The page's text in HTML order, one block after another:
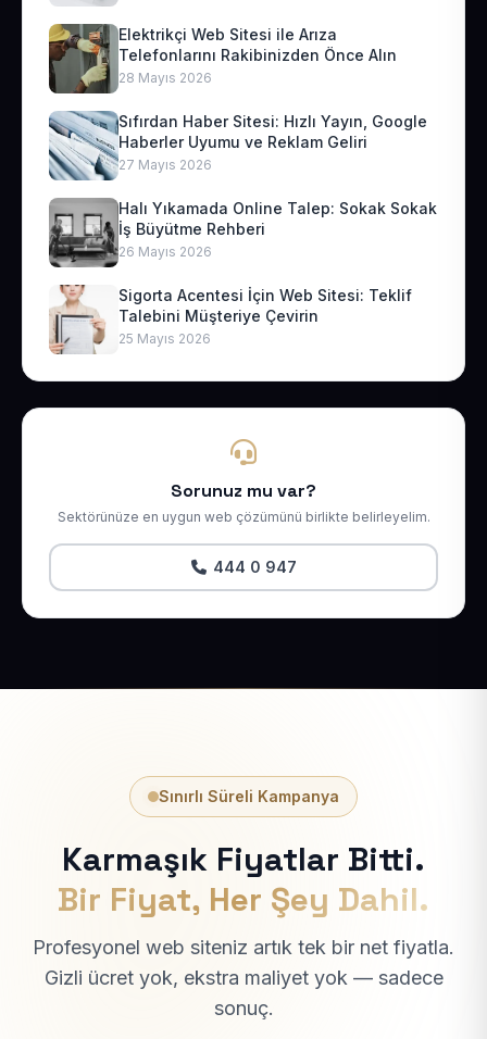
Elektrikçi Web Sitesi ile Arıza
Telefonlarını Rakibinizden Önce Alın
28 Mayıs 2026
Sıfırdan Haber Sitesi: Hızlı Yayın, Google
Haberler Uyumu ve Reklam Geliri
27 Mayıs 2026
Halı Yıkamada Online Talep: Sokak Sokak
İş Büyütme Rehberi
26 Mayıs 2026
Sigorta Acentesi İçin Web Sitesi: Teklif
Talebini Müşteriye Çevirin
25 Mayıs 2026
Sorunuz mu var?
Sektörünüze en uygun web çözümünü birlikte belirleyelim.
444 0 947
Sınırlı Süreli Kampanya
Karmaşık Fiyatlar Bitti.
Bir Fiyat, Her Şey Dahil.
Profesyonel web siteniz artık tek bir net fiyatla.
Gizli ücret yok, ekstra maliyet yok — sadece
sonuç.